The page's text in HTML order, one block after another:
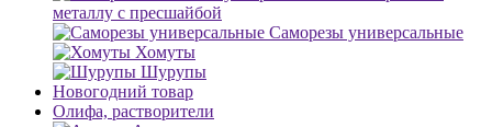
металлу с пресшайбой
Саморезы универсальные
Хомуты
Шурупы
Новогодний товар
Олифа, растворители